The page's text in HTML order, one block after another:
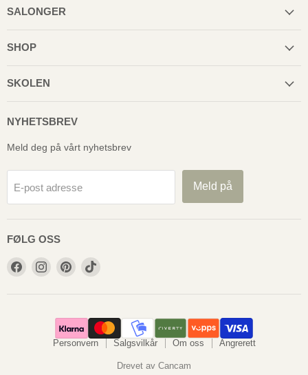
SALONGER
SHOP
SKOLEN
NYHETSBREV
Meld deg på vårt nyhetsbrev
E-post adresse Meld på
FØLG OSS
Følg
Følg
Følg
Personvern Salgsvilkår Om oss Angrerett
Drevet av Cancam